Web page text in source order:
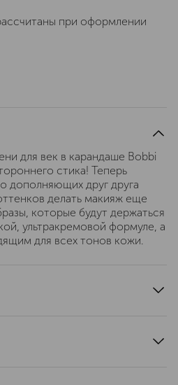
при оформлении
для век в карандаше Bobbi
стика! Теперь
дополняющих друг друга
делать макияж еще
которые будут держаться
ультракремовой формуле, а
для всех тонов кожи.